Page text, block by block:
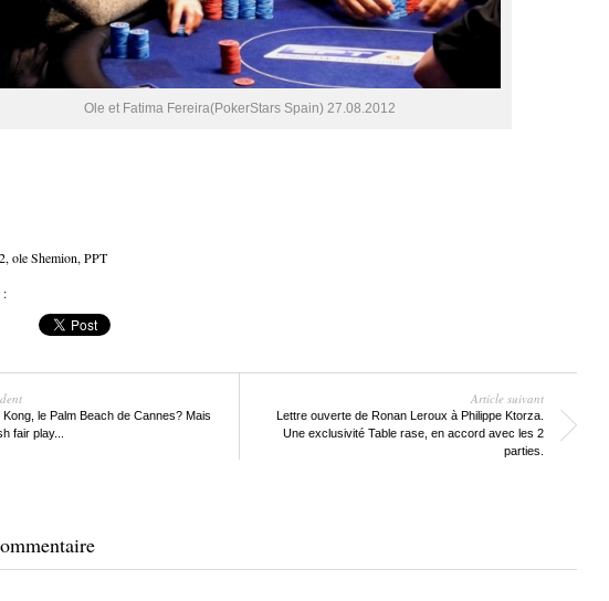
Ole et Fatima Fereira(PokerStars Spain) 27.08.2012
, ole Shemion, PPT
:
le Palm Beach de Cannes? Mais
fair play...
Article suivant
Lettre ouverte de Ronan Leroux à Philippe Ktorza.
Une exclusivité Table rase, en accord avec les 2
parties.